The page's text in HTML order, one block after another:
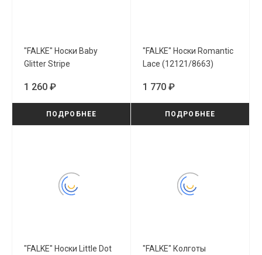
"FALKE" Носки Baby
Glitter Stripe
1 260 ₽
ПОДРОБНЕЕ
"FALKE" Носки Romantic
Lace (12121/8663)
1 770 ₽
ПОДРОБНЕЕ
"FALKE" Носки Little Dot
"FALKE" Колготы